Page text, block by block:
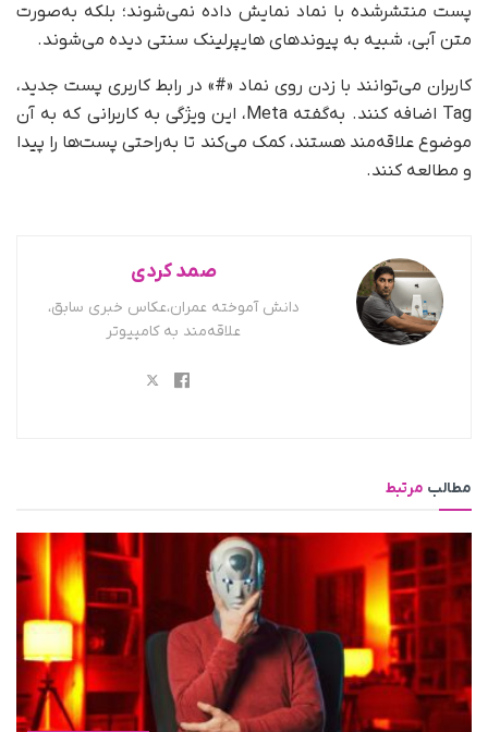
پست منتشرشده با نماد نمایش داده نمی‌شوند؛ بلکه به‌صورت
متن آبی، شبیه به پیوندهای هایپرلینک سنتی دیده می‌شوند.
کاربران می‌توانند با زدن روی نماد «#» در رابط کاربری پست جدید،
Tag اضافه کنند. به‌گفته Meta، این ویژگی به کاربرانی که به آن
موضوع علاقه‌مند هستند، کمک می‌کند تا به‌راحتی پست‌ها را پیدا
و مطالعه کنند.
صمد کردی
دانش آموخته عمران،عکاس خبری سابق،
علاقه‌مند به کامپیوتر
مطالب مرتبط